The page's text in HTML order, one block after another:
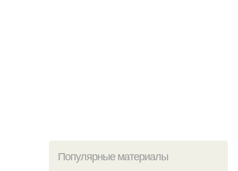
Популярные материалы